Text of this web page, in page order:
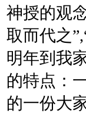
神授的观
取而代之
明年到我
的特点：
的一份大